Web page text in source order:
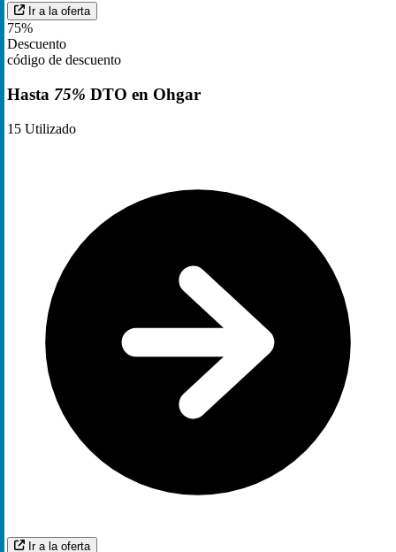
Ir a la oferta
75%
Descuento
código de descuento
Hasta 75% DTO en Ohgar
15 Utilizado
Ir a la oferta